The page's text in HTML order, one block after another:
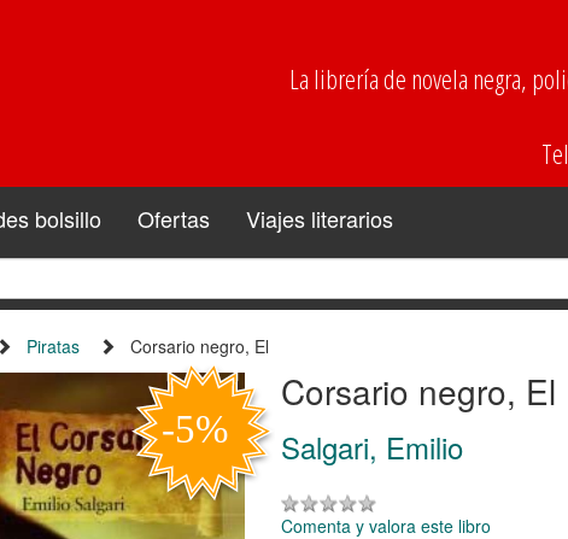
La librería de novela negra,
bolsillo Ofertas Viajes literarios
Piratas Corsario negro, El
Corsario negro, El
Salgari, Emilio
Comenta y valora este libro